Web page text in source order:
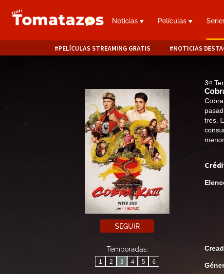
Noticias Películas
PELÍCULAS STREAMING GRATIS NOTICIAS
SEGUIR
Temporadas:
1 2 3 4 5 6
3ᵉʳ
tres.